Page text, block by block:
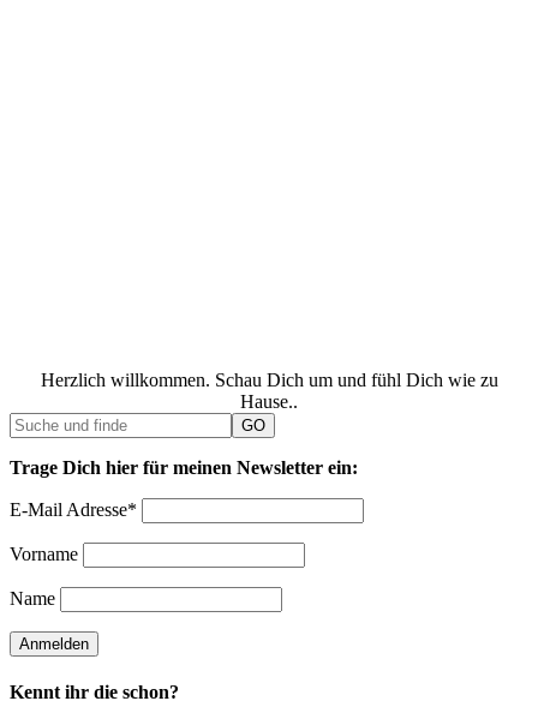
Herzlich willkommen. Schau Dich um und fühl Dich wie zu
Hause..
Trage Dich hier für meinen Newsletter ein:
E-Mail Adresse*
Vorname
Name
Kennt ihr die schon?